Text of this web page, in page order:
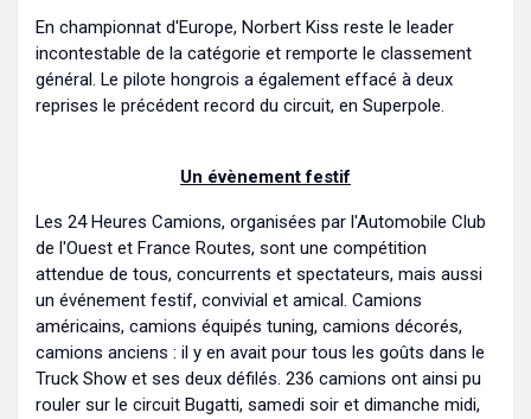
En championnat d'Europe, Norbert Kiss reste le leader
incontestable de la catégorie et remporte le classement
général. Le pilote hongrois a également effacé à deux
reprises le précédent record du circuit, en Superpole.
Un évènement festif
Les 24 Heures Camions, organisées par l'Automobile Club
de l'Ouest et France Routes, sont une compétition
attendue de tous, concurrents et spectateurs, mais aussi
un événement festif, convivial et amical. Camions
américains, camions équipés tuning, camions décorés,
camions anciens : il y en avait pour tous les goûts dans le
Truck Show et ses deux défilés. 236 camions ont ainsi pu
rouler sur le circuit Bugatti, samedi soir et dimanche midi,